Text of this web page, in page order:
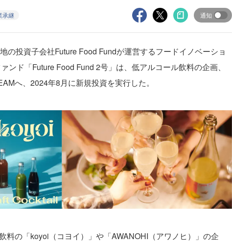
承継 通知
の投資子会社Future Food Fundが運営するフードイノベーショ
ンド「Future Food Fund 2号」は、低アルコール飲料の企画、
へ、2024年8月に新規投資を実行した。
料の「koyoi（コヨイ）」や「AWANOHI（アワノヒ）」の企